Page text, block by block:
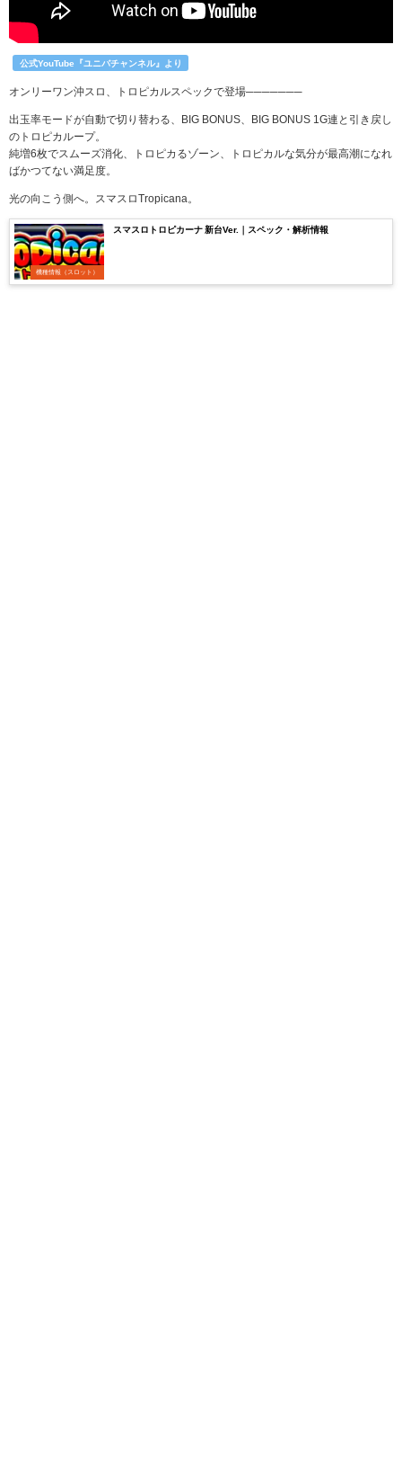
公式YouTube『ユニバチャンネル』より
オンリーワン沖スロ、トロピカルスペックで登場───────
出玉率モードが自動で切り替わる、BIG BONUS、BIG BONUS 1G連と引き戻し
のトロピカループ。
純増6枚でスムーズ消化、トロピカるゾーン、トロピカルな気分が最高潮になれ
ばかつてない満足度。
光の向こう側へ。スマスロTropicana。
機種情報（スロット）
スマスロトロピカーナ 新台Ver.｜スペック・解析情報